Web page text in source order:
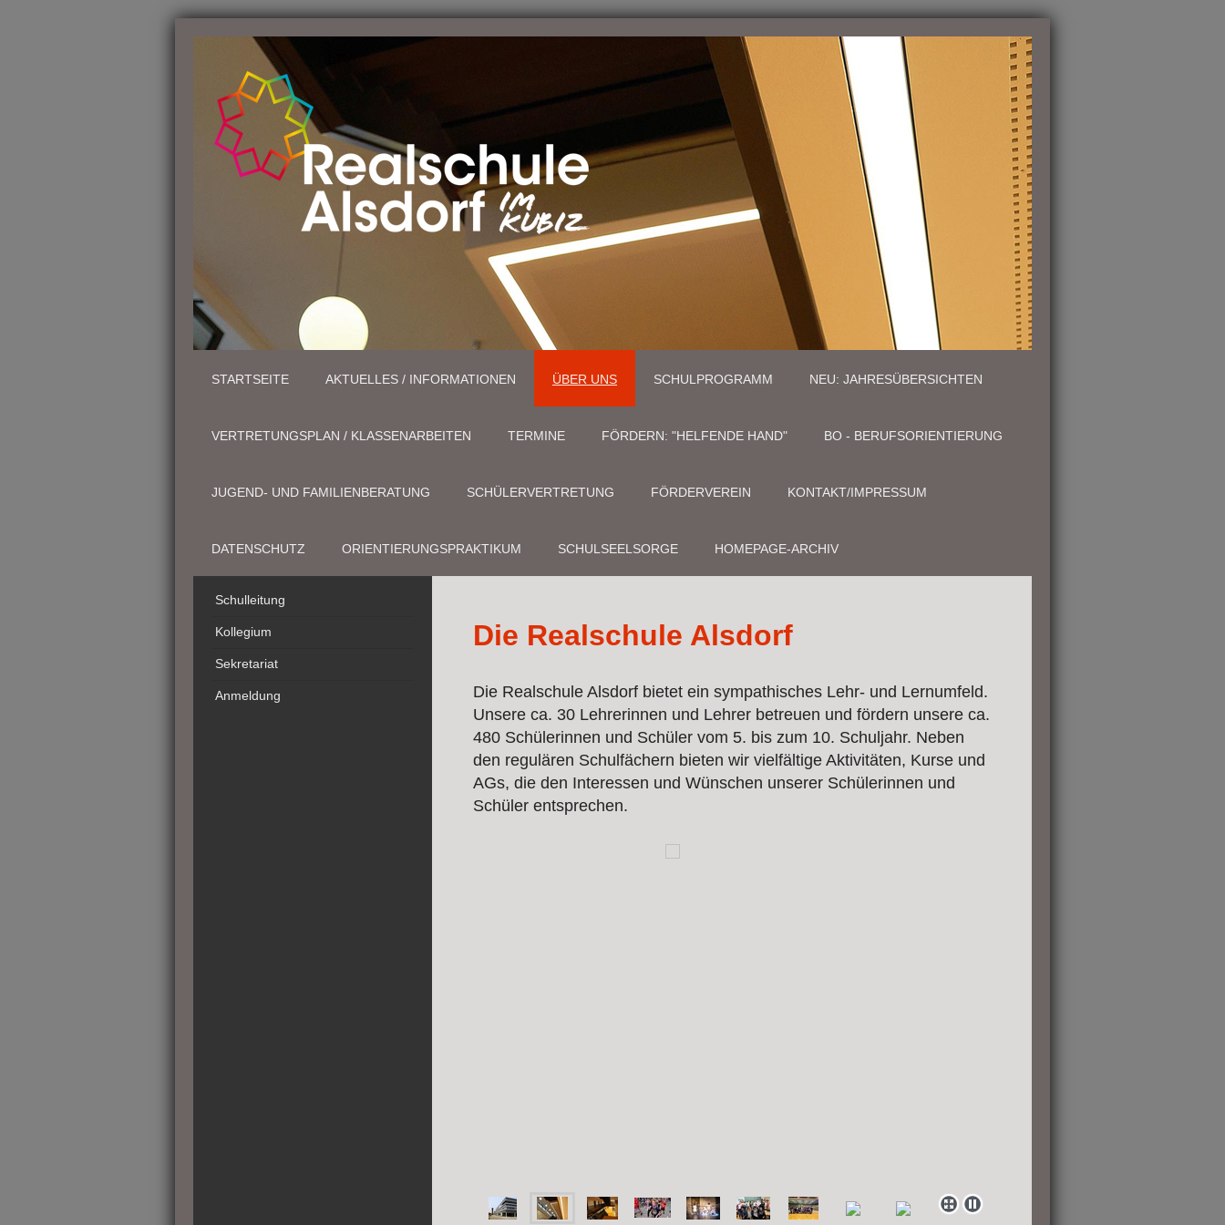
STARTSEITE AKTUELLES / INFORMATIONEN ÜBER UNS SCHULPROGRAMM NEU: JAHRESÜBERSICHTEN
VERTRETUNGSPLAN / KLASSENARBEITEN TERMINE FÖRDERN: "HELFENDE HAND" BO - BERUFSORIENTIERUNG
JUGEND- UND FAMILIENBERATUNG SCHÜLERVERTRETUNG FÖRDERVEREIN KONTAKT/IMPRESSUM
DATENSCHUTZ ORIENTIERUNGSPRAKTIKUM SCHULSEELSORGE HOMEPAGE-ARCHIV
Die Realschule Alsdorf
Die Realschule Alsdorf bietet ein sympathisches Lehr- und Lernumfeld.
Unsere ca. 30 Lehrerinnen und Lehrer betreuen und fördern unsere ca.
480 Schülerinnen und Schüler vom 5. bis zum 10. Schuljahr. Neben
den regulären Schulfächern bieten wir vielfältige Aktivitäten, Kurse und
AGs, die den Interessen und Wünschen unserer Schülerinnen und
Schüler entsprechen.
Schulleitung
Kollegium
Sekretariat
Anmeldung